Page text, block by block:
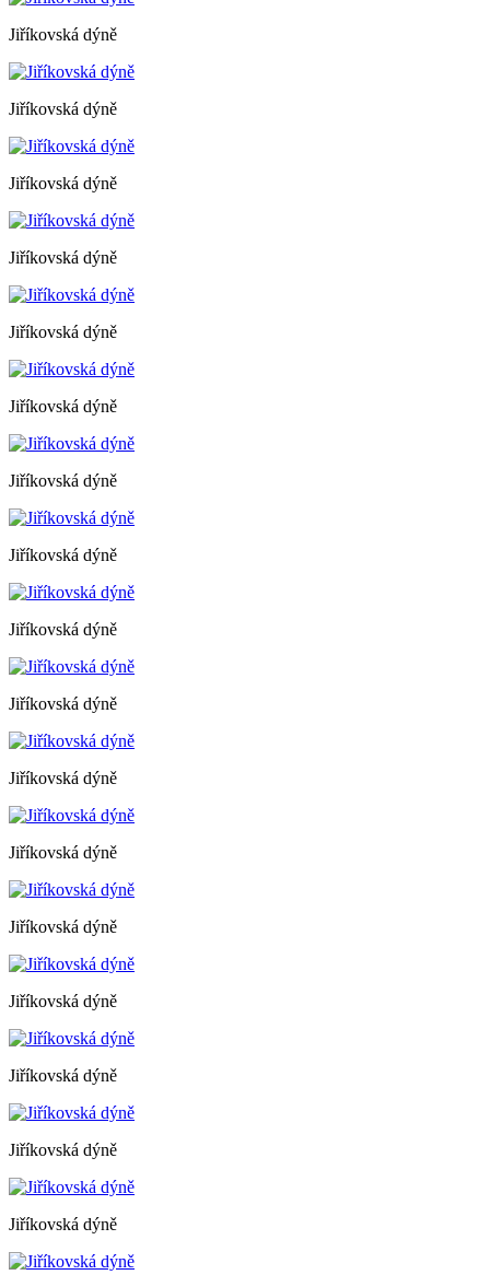
Jiříkovská dýně
Jiříkovská dýně
Jiříkovská dýně
Jiříkovská dýně
Jiříkovská dýně
Jiříkovská dýně
Jiříkovská dýně
Jiříkovská dýně
Jiříkovská dýně
Jiříkovská dýně
Jiříkovská dýně
Jiříkovská dýně
Jiříkovská dýně
Jiříkovská dýně
Jiříkovská dýně
Jiříkovská dýně
Jiříkovská dýně